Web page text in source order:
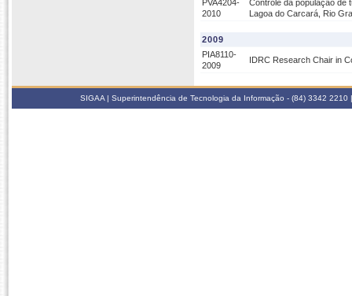
PVA4204-
2010
Controle da população de
Lagoa do Carcará, Rio
2009
PIA8110-
2009
IDRC Research Chair in
SIGAA | Superintendência de Tecnologia da Informação - (84) 3342